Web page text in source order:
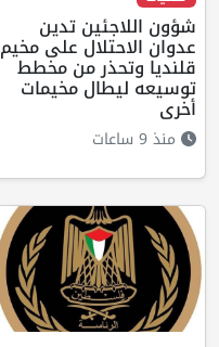
شؤون اللاجئين تدين
عدوان الاحتلال على مخيم
قلنديا وتحذر من مخطط
توسيعه ليطال مخيمات
أخرى
منذ 9 ساعات